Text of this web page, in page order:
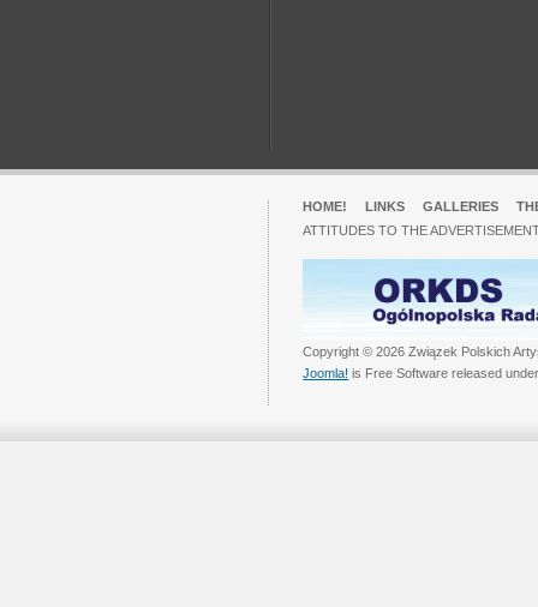
HOME! LINKS GALLERIES
ATTITUDES TO THE
Copyright © 2026 Związek Polskich
Joomla! is Free Software released